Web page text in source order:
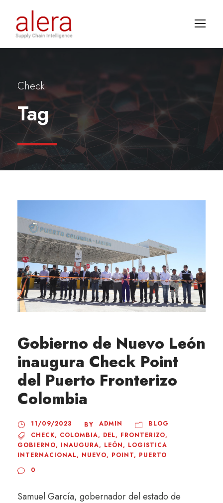
Check
Tag
Gobierno de Nuevo León
inaugura Check Point
del Puerto Fronterizo
Colombia
11/09/2023 BY ADMIN
BLOG
CHECK, COLOMBIA, DEL, FRONTERIZO,
GOBIERNO, INAUGURA, LEÓN, LOGISTICA
INTERNACIONAL, NUEVO, POINT, PUERTO
0
Samuel García, gobernador del estado de